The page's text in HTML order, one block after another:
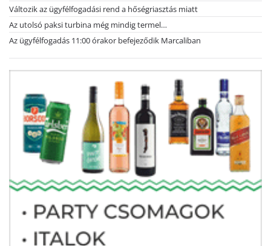
Változik az ügyfélfogadási rend a hőségriasztás miatt
Az utolsó paksi turbina még mindig termel…
Az ügyfélfogadás 11:00 órakor befejeződik Marcaliban